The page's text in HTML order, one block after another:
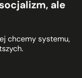
ale
chcemy systemu,